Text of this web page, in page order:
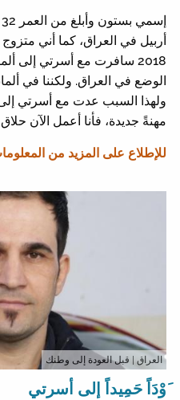
أربيل في العراق، كما أني
2018 سافرت مع أسرتي إلى
الوضع في العراق. ولكننا في
ولهذا السبب عدت مع أسرتي
مهنةً جديدة، فأنا أعمل الآن
للإطلاع على المزيد من
العراق | قبل العودة إلى وطنك
َوْدَاً حَمِيداً إلى أسرتي